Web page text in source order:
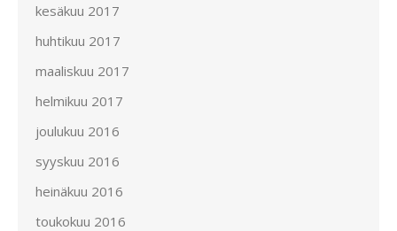
kesäkuu 2017
huhtikuu 2017
maaliskuu 2017
helmikuu 2017
joulukuu 2016
syyskuu 2016
heinäkuu 2016
toukokuu 2016